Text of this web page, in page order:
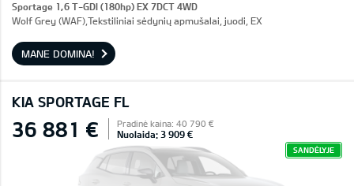
Sportage 1,6 T-GDI (180hp) EX 7DCT 4WD
Wolf Grey (WAF),Tekstiliniai sėdynių apmušalai, juodi, EX
MANE DOMINA!
KIA SPORTAGE FL
36 881 € Pradinė kaina: 40 790 €
Nuolaida: 3 909 €
SANDĖLYJE